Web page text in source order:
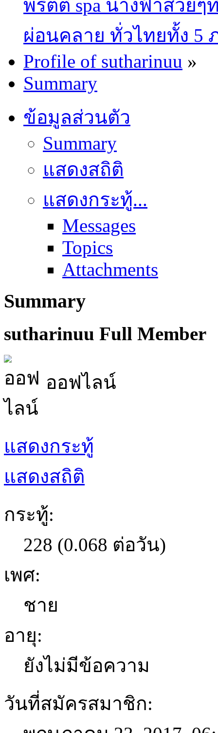
พริตตี้ spa นางฟ้าสวย
ผ่อนคลาย ทั่วไทยทั้ง 5
Profile of sutharinuu »
Summary
ข้อมูลส่วนตัว
Summary
แสดงสถิติ
แสดงกระทู้...
Messages
Topics
Attachments
Summary
sutharinuu Full Member
ออฟไลน์
แสดงกระทู้
แสดงสถิติ
กระทู้:
228 (0.068 ต่อวัน)
เพศ:
ชาย
อายุ:
ยังไม่มีข้อความ
วันที่สมัครสมาชิก: